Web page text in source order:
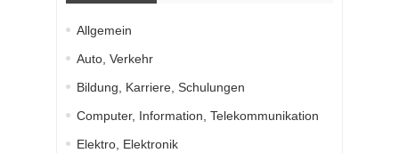
Allgemein
Auto, Verkehr
Bildung, Karriere, Schulungen
Computer, Information, Telekommunikation
Elektro, Elektronik